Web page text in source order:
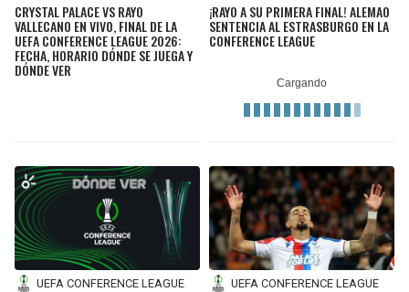
CRYSTAL PALACE VS RAYO
VALLECANO EN VIVO, FINAL DE LA
UEFA CONFERENCE LEAGUE 2026:
FECHA, HORARIO DÓNDE SE JUEGA Y
DÓNDE VER
¡RAYO A SU PRIMERA FINAL! ALEMAO
SENTENCIA AL ESTRASBURGO EN LA
CONFERENCE LEAGUE
UEFA CONFERENCE LEAGUE UEFA CONFERENCE LEAGUE